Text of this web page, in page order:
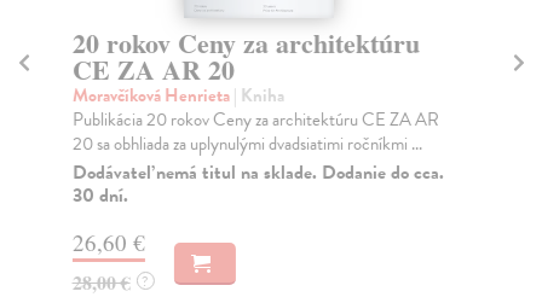
20 rokov Ceny za architektúru
CE ZA AR 20
Moravčíková Henrieta| Kniha
Publikácia 20 rokov Ceny za architektúru CE ZA AR
20 sa obhliada za uplynulými dvadsiatimi ročníkmi ...
Dodávateľ nemá titul na sklade. Dodanie do cca.
30 dní.
26,60 €
28,00 € ?